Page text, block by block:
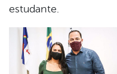
estudante.